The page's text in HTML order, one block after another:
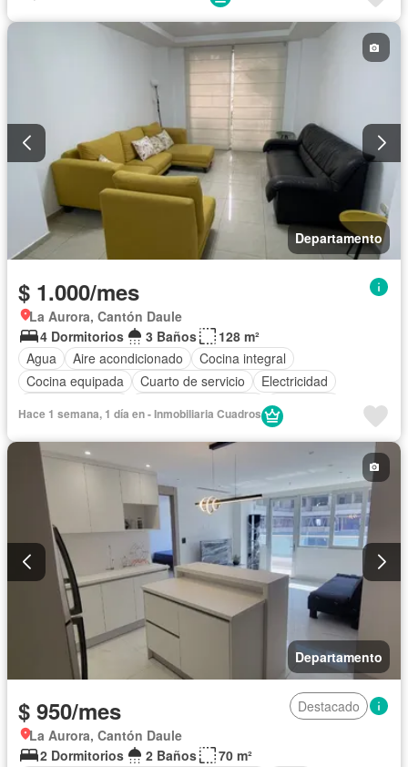
Departamento
$ 1.000/mes
La Aurora, Cantón Daule
4 Dormitorios
3 Baños
128 m²
Agua
Aire acondicionado
Cocina integral
Cocina equipada
Cuarto de servicio
Electricidad
Seguridad
Hace 1 semana, 1 día en - Inmobiliaria Cuadros
Departamento
$ 950/mes
Destacado
La Aurora, Cantón Daule
2 Dormitorios
2 Baños
70 m²